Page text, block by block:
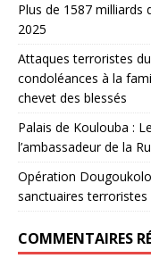
Plus de 1587 milliards
2025
Attaques terroristes
condoléances à la
chevet des blessés
Palais de Koulouba :
l’ambassadeur de la
Opération
sanctuaires terroristes
COMMENTAIRES